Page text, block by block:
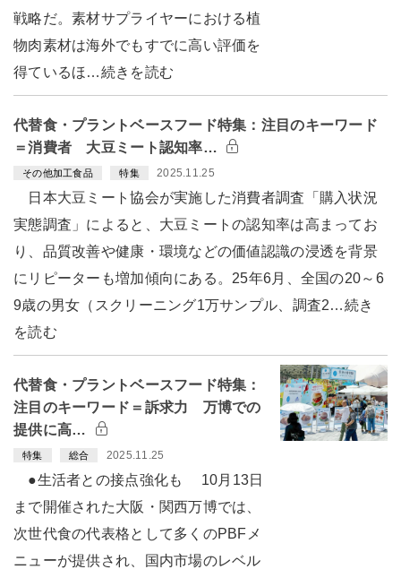
戦略だ。素材サプライヤーにおける植
物肉素材は海外でもすでに高い評価を
得ているほ…続きを読む
代替食・プラントベースフード特集：注目のキーワード
＝消費者 大豆ミート認知率…
その他加工食品 特集 2025.11.25
日本大豆ミート協会が実施した消費者調査「購入状況
実態調査」によると、大豆ミートの認知率は高まってお
り、品質改善や健康・環境などの価値認識の浸透を背景
にリピーターも増加傾向にある。25年6月、全国の20～6
9歳の男女（スクリーニング1万サンプル、調査2…続き
を読む
代替食・プラントベースフード特集：
注目のキーワード＝訴求力 万博での
提供に高…
特集 総合 2025.11.25
●生活者との接点強化も 10月13日
まで開催された大阪・関西万博では、
次世代食の代表格として多くのPBFメ
ニューが提供され、国内市場のレベル